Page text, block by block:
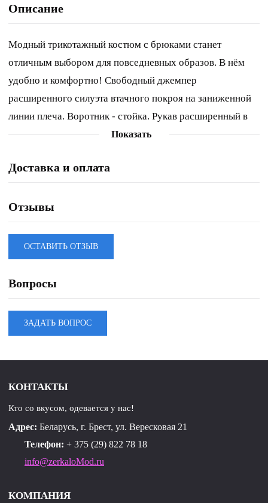
Описание
Модный трикотажный костюм с брюками станет
отличным выбором для повседневных образов. В нём
удобно и комфортно! Свободный джемпер
расширенного силуэта втачного покроя на заниженной
линии плеча. Воротник - стойка. Рукав расширенный в
обасти оката. По низу рукава и джемпера эластичная
эластичном поясе с наклонными карманами.
Показать
Доставка и оплата
Отзывы
ОСТАВИТЬ ОТЗЫВ
Вопросы
ЗАДАТЬ ВОПРОС
КОНТАКТЫ
Кто со вкусом, одевается у нас!
Адрес: Беларусь, г. Брест, ул. Вересковая 21
Телефон: + 375 (29) 822 78 18
info@zerkaloMod.ru
КОМПАНИЯ